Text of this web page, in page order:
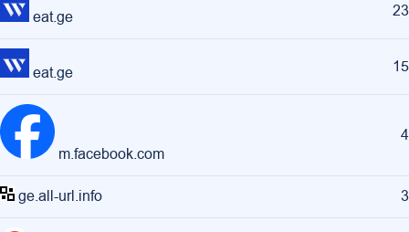
eat.ge 23
eat.ge 15
m.facebook.com
4
ge.all-url.info 3